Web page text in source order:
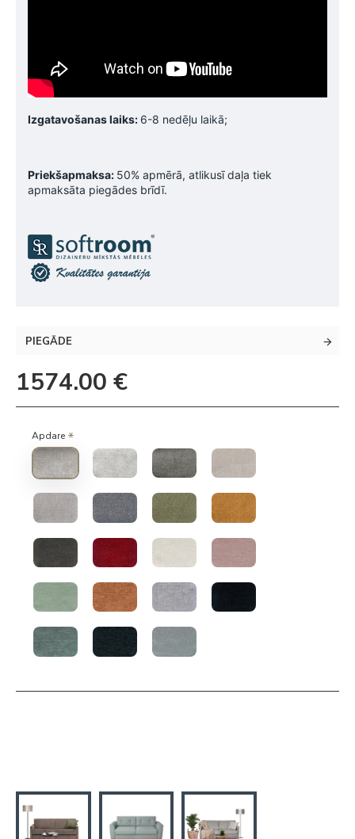
Izgatavošanas laiks: 6-8 nedēļu laikā;
Priekšapmaksa: 50% apmērā, atlikusī daļa tiek
apmaksāta piegādes brīdī.
PIEGĀDE
1574.00 €
Apdare